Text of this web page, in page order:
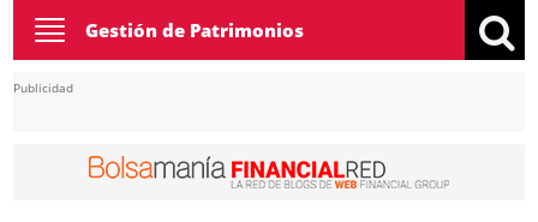
Toggle
navigation
Gestión de Patrimonios
Publicidad